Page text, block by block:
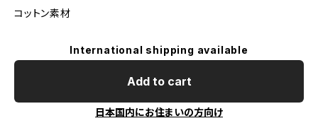
コットン素材
International shipping available
Add to cart
日本国内にお住まいの方向け